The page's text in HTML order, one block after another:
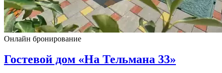
Онлайн бронирование
Гостевой дом «На Тельмана 33»